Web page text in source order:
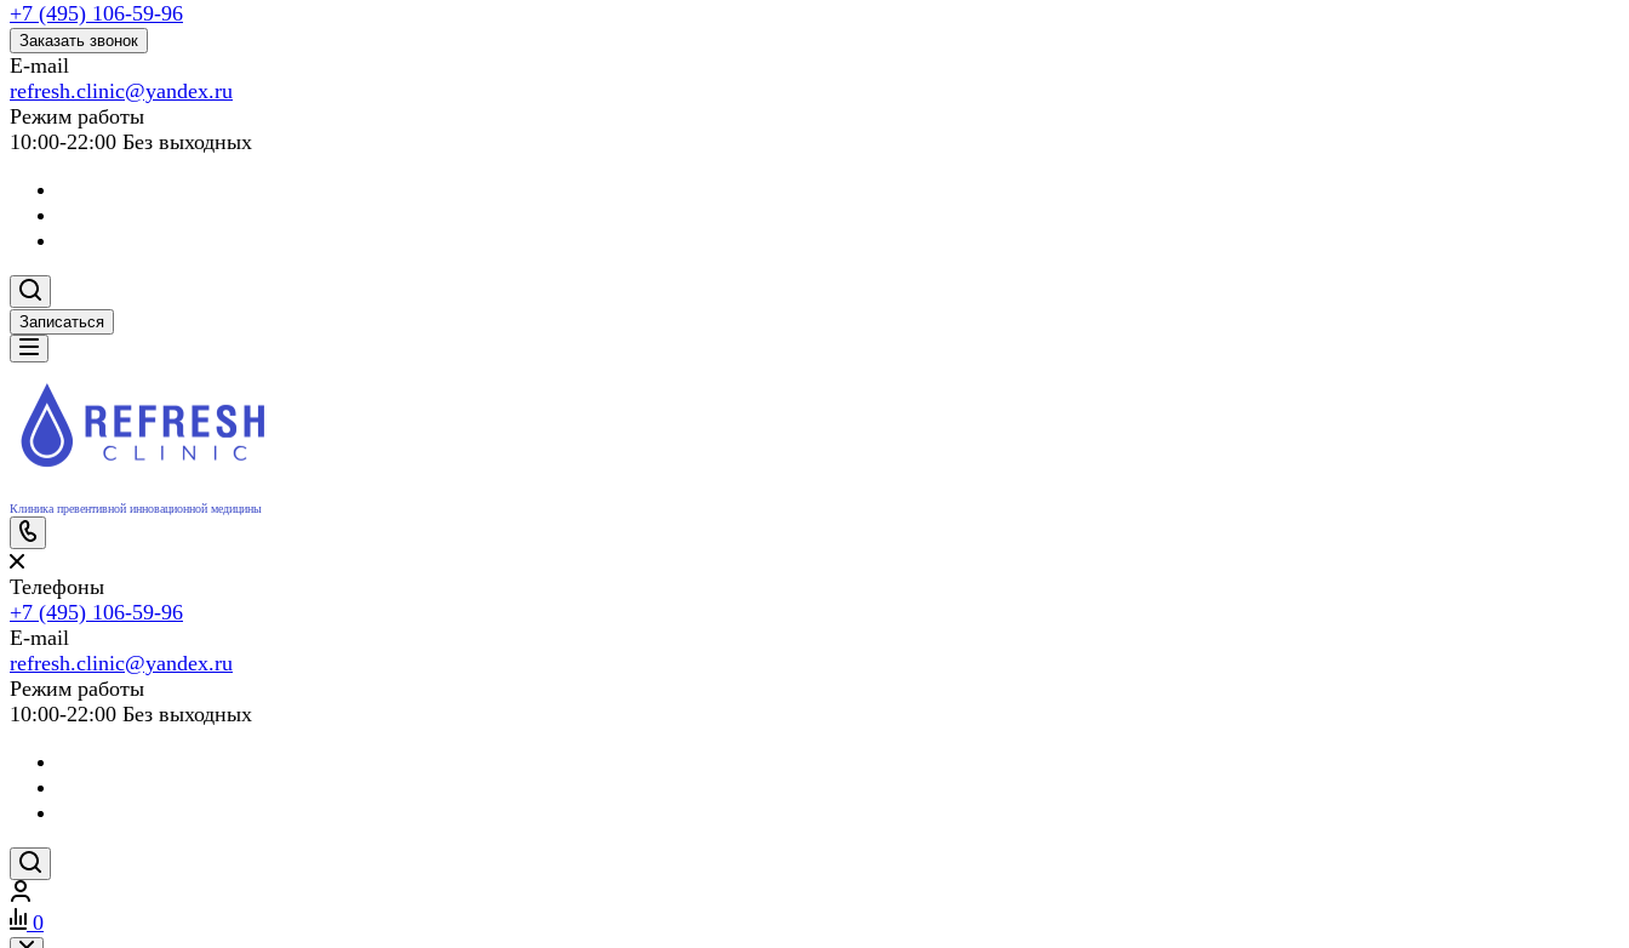
+7 (495) 106-59-96
Заказать звонок
E-mail
refresh.clinic@yandex.ru
Режим работы
10:00-22:00 Без выходных
Записаться
Клиника превентивной инновационной медицины
Телефоны
+7 (495) 106-59-96
E-mail
refresh.clinic@yandex.ru
Режим работы
10:00-22:00 Без выходных
0